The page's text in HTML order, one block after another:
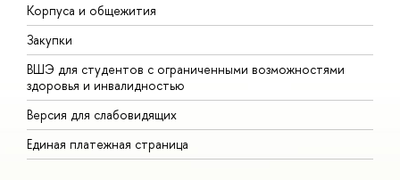
Корпуса и общежития
Закупки
ВШЭ для студентов с ограниченными возможностями
здоровья и инвалидностью
Версия для слабовидящих
Единая платежная страница